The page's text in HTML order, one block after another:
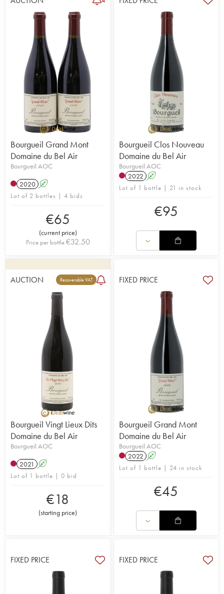
Bourgueil Grand Mont
Domaine du Bel Air
Bourgueil AOC
2020 A
Lot of 2 bottles | 4 bids
€65
(current price)
Price per bottle€32.50
Bourgueil Clos Nouveau
Domaine du Bel Air
Bourgueil AOC
2022 A
Lot of 1 bottle | 21 in stock
€95
AUCTION Recoverable VAT
Bourgueil Vingt Lieux Dits
Domaine du Bel Air
Bourgueil AOC
2021
A
Lot of 1 bottle | 0 bid
€18
(starting price)
FIXED PRICE
Bourgueil Grand Mont
Domaine du Bel Air
Bourgueil AOC
2022 A
Lot of 1 bottle | 24 in stock
€45
FIXED PRICE FIXED PRICE